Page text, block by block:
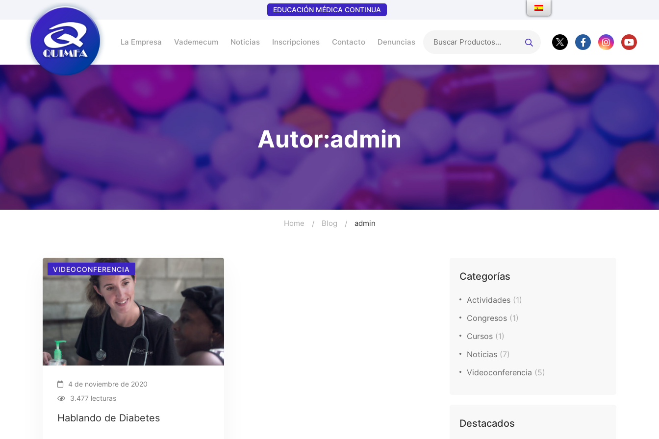
EDUCACIÓN MÉDICA CONTINUA
La Empresa Vademecum Noticias Inscripciones Contacto Denuncias
Autor:admin
Home Blog admin
VIDEOCONFERENCIA
4 de noviembre de 2020
3.477 lecturas
Hablando de Diabetes
Categorías
Actividades (1)
Congresos (1)
Cursos (1)
Noticias (7)
Videoconferencia (5)
Destacados